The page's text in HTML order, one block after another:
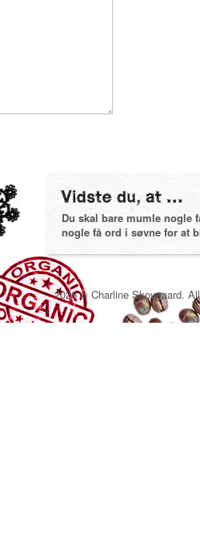
Du skal bare mumle nogle
nogle få ord i søvne for at
2026 © Charline Skovgaard.